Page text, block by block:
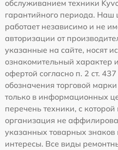
обслуживанием техники
гарантийного периода. Наш
работает независимо и не
авторизации от
указанные на сайте, носят
ознакомительный характер
офертой согласно п. 2 ст.
обозначения торговой
только в информационных
перечень техники, с
организация не
указанных товарных знаков
интересы. Все виды